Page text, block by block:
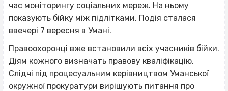
час моніторингу соціальних мереж. На ньому
показують бійку між підлітками. Подія сталася
ввечері 7 вересня в Умані.
Правоохоронці вже встановили всіх учасників бійки.
Діям кожного визначать правову кваліфікацію.
Слідчі під процесуальним керівництвом Уманської
окружної прокуратури вирішують питання про